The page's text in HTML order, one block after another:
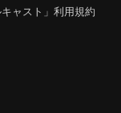
ャスト」利用規約